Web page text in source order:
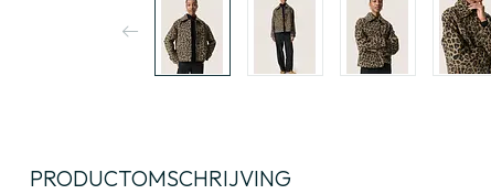
PRODUCTOMSCHRIJVING